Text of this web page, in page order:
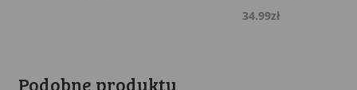
34.99zł
Podobne produkty